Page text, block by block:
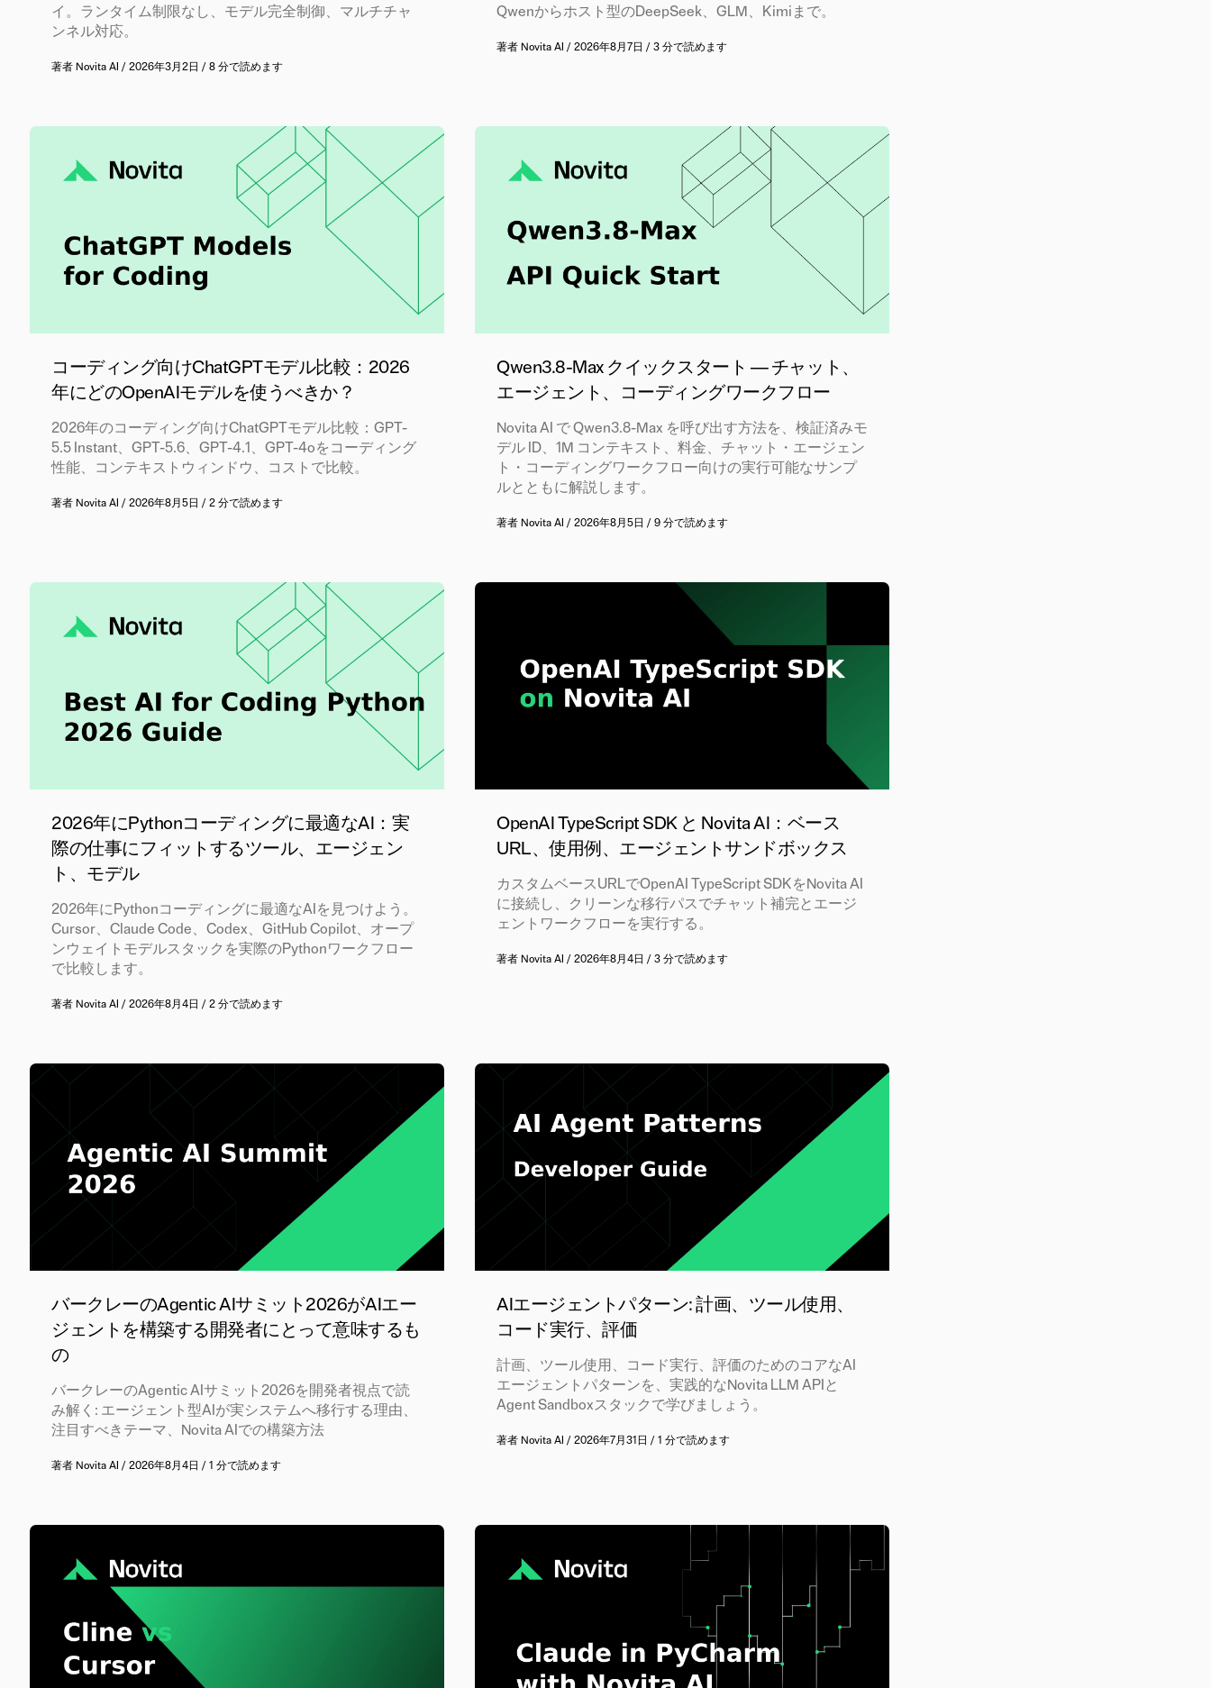
イ。ランタイム制限なし、モデル完全制御、マルチチャ
ンネル対応。
著者 Novita AI / 2026年3月2日 / 8 分で読めます
Qwenからホスト型のDeepSeek、GLM、Kimiまで。
著者 Novita AI / 2026年8月7日 / 3 分で読めます
コーディング向けChatGPTモデル比較：2026
年にどのOpenAIモデルを使うべきか？
2026年のコーディング向けChatGPTモデル比較：GPT-
5.5 Instant、GPT-5.6、GPT-4.1、GPT-4oをコーディング
性能、コンテキストウィンドウ、コストで比較。
著者 Novita AI / 2026年8月5日 / 2 分で読めます
Qwen3.8-Max クイックスタート — チャット、
エージェント、コーディングワークフロー
Novita AI で Qwen3.8-Max を呼び出す方法を、検証済みモ
デル ID、1M コンテキスト、料金、チャット・エージェン
ト・コーディングワークフロー向けの実行可能なサンプ
ルとともに解説します。
著者 Novita AI / 2026年8月5日 / 9 分で読めます
2026年にPythonコーディングに最適なAI：実
際の仕事にフィットするツール、エージェン
ト、モデル
2026年にPythonコーディングに最適なAIを見つけよう。
Cursor、Claude Code、Codex、GitHub Copilot、オープ
ンウェイトモデルスタックを実際のPythonワークフロー
で比較します。
著者 Novita AI / 2026年8月4日 / 2 分で読めます
OpenAI TypeScript SDK と Novita AI：ベース
URL、使用例、エージェントサンドボックス
カスタムベースURLでOpenAI TypeScript SDKをNovita AI
に接続し、クリーンな移行パスでチャット補完とエージ
ェントワークフローを実行する。
著者 Novita AI / 2026年8月4日 / 3 分で読めます
バークレーのAgentic AIサミット2026がAIエー
ジェントを構築する開発者にとって意味するも
の
バークレーのAgentic AIサミット2026を開発者視点で読
み解く: エージェント型AIが実システムへ移行する理由、
注目すべきテーマ、Novita AIでの構築方法
著者 Novita AI / 2026年8月4日 / 1 分で読めます
AIエージェントパターン: 計画、ツール使用、
コード実行、評価
計画、ツール使用、コード実行、評価のためのコアなAI
エージェントパターンを、実践的なNovita LLM APIと
Agent Sandboxスタックで学びましょう。
著者 Novita AI / 2026年7月31日 / 1 分で読めます